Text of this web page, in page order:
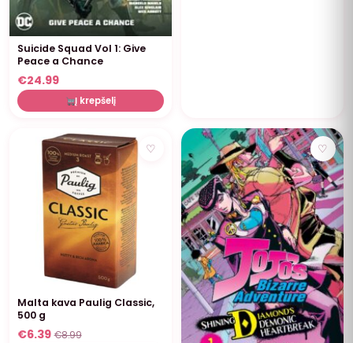
Suicide Squad Vol 1: Give
Peace a Chance
€24.99
Į krepšelį
NUOLAIDA ♡
Malta kava Paulig Classic,
500 g
€6.39 €8.99
♡